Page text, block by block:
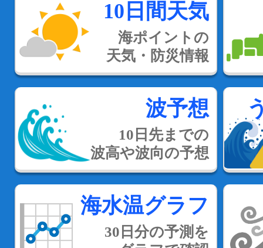
10日間天気
海ポイントの
天気・防災情報
波予想
10日先までの
波高や波向の予想
海水温グラフ
30日分の予測を